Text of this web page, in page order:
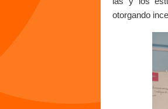
otorgando